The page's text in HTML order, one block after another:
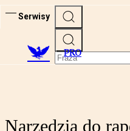
Serwisy
PRO
Narzędzia do